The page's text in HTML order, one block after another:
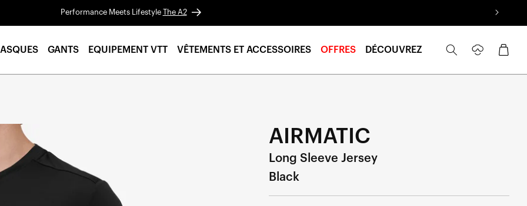
Performance Meets Lifestyle The A2
GANTS EQUIPEMENT VTT VÊTEMENTS ET ACCESSOIRES OFFRES DÉCOUVREZ
connecter
Panier
AIRMATIC
Long Sleeve Jersey
Black